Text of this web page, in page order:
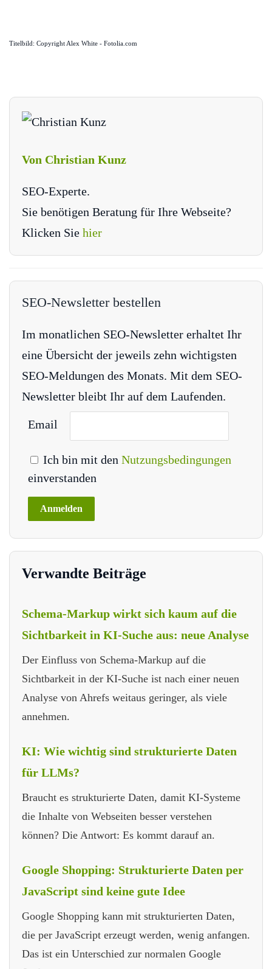
Titelbild: Copyright Alex White - Fotolia.com
Von Christian Kunz
SEO-Experte.
Sie benötigen Beratung für Ihre Webseite?
Klicken Sie hier
SEO-Newsletter bestellen
Im monatlichen SEO-Newsletter erhaltet Ihr
eine Übersicht der jeweils zehn wichtigsten
SEO-Meldungen des Monats. Mit dem SEO-
Newsletter bleibt Ihr auf dem Laufenden.
Email
Ich bin mit den Nutzungsbedingungen
einverstanden
Verwandte Beiträge
Schema-Markup wirkt sich kaum auf die
Sichtbarkeit in KI-Suche aus: neue Analyse
Der Einfluss von Schema-Markup auf die
Sichtbarkeit in der KI-Suche ist nach einer neuen
Analyse von Ahrefs weitaus geringer, als viele
annehmen.
KI: Wie wichtig sind strukturierte Daten
für LLMs?
Braucht es strukturierte Daten, damit KI-Systeme
die Inhalte von Webseiten besser verstehen
können? Die Antwort: Es kommt darauf an.
Google Shopping: Strukturierte Daten per
JavaScript sind keine gute Idee
Google Shopping kann mit strukturierten Daten,
die per JavaScript erzeugt werden, wenig anfangen.
Das ist ein Unterschied zur normalen Google